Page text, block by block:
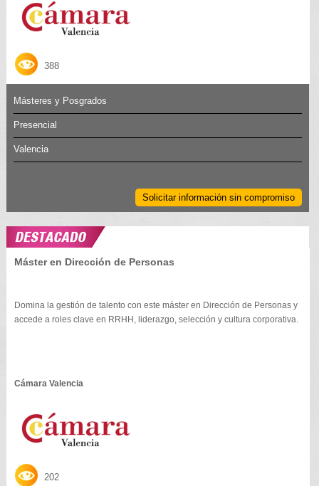
388
Másteres y Posgrados
Presencial
Valencia
Solicitar información sin compromiso
Máster en Dirección de Personas
Domina la gestión de talento con este máster en Dirección de Personas y
accede a roles clave en RRHH, liderazgo, selección y cultura corporativa.
Cámara Valencia
202